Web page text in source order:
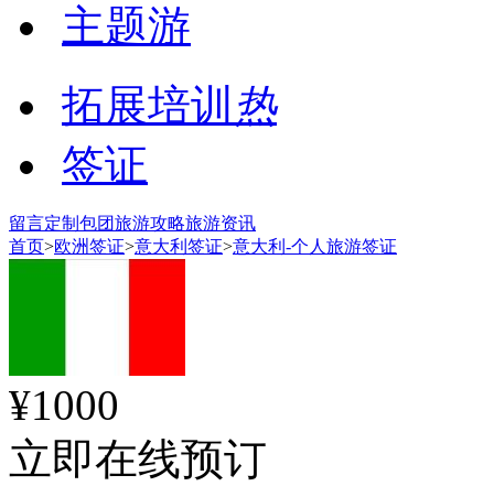
主题游
拓展培训 热
签证
留言定制包团旅游攻略旅游资讯
首页>欧洲签证>意大利签证>意大利-个人旅游签证
¥1000
立即在线预订